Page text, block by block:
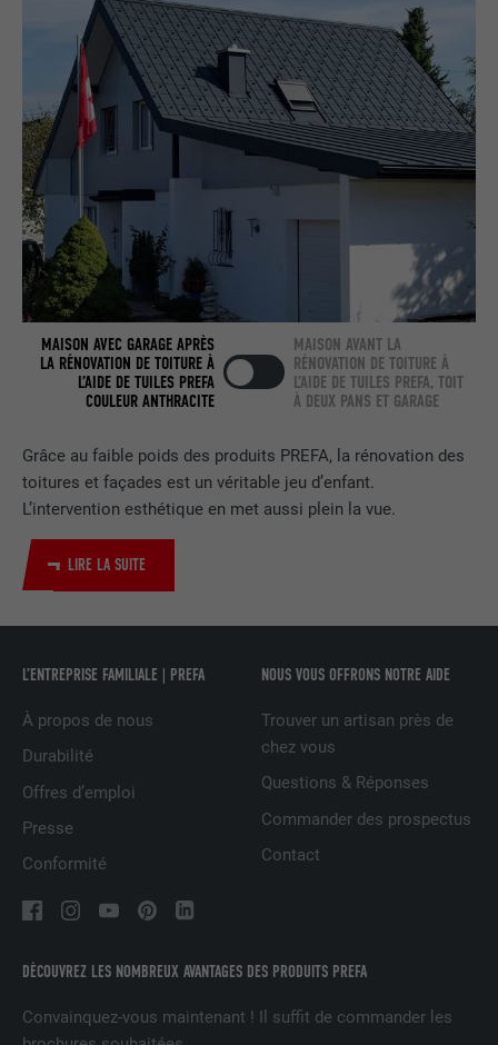
Grâce au faible poids des produits PREFA, la rénovation des
toitures et façades est un véritable jeu d’enfant.
L’intervention esthétique en met aussi plein la vue.
LIRE LA SUITE
MAISON AVEC GARAGE APRÈS
LA RÉNOVATION DE TOITURE À
L’AIDE DE TUILES PREFA
COULEUR ANTHRACITE
MAISON AVANT LA
RÉNOVATION DE TOITURE À
L’AIDE DE TUILES PREFA, TOIT
À DEUX PANS ET GARAGE
DÉCOUVREZ LES NOMBREUX AVANTAGES DES PRODUITS PREFA
Convainquez-vous maintenant ! Il suffit de commander les
L’ENTREPRISE FAMILIALE | PREFA
À propos de nous
Durabilité
Offres d’emploi
Presse
Conformité
NOUS VOUS OFFRONS NOTRE AIDE
Trouver un artisan près de
chez vous
Questions & Réponses
Commander des prospectus
Contact
UTILITÉ
Internet contient une fenêtre « Suivez-
nous » intégrée.
NOM bcookie
FOURNISSEUR
EXPIRATION 2 ans
UTILITÉ
Utilisé par le service de réseau social
LinkedIn pour suivre l'utilisation de
services intégrés.
NOM bscookie
EXPIRATION 2 ans
UTILITÉ
NOM UserMatchHistory
FOURNISSEUR
EXPIRATION
Est utilisé pour suivre l'utilisateur sur
la publicité adaptée aux préférences de
NOM lidc
FOURNISSEUR LinkedIn